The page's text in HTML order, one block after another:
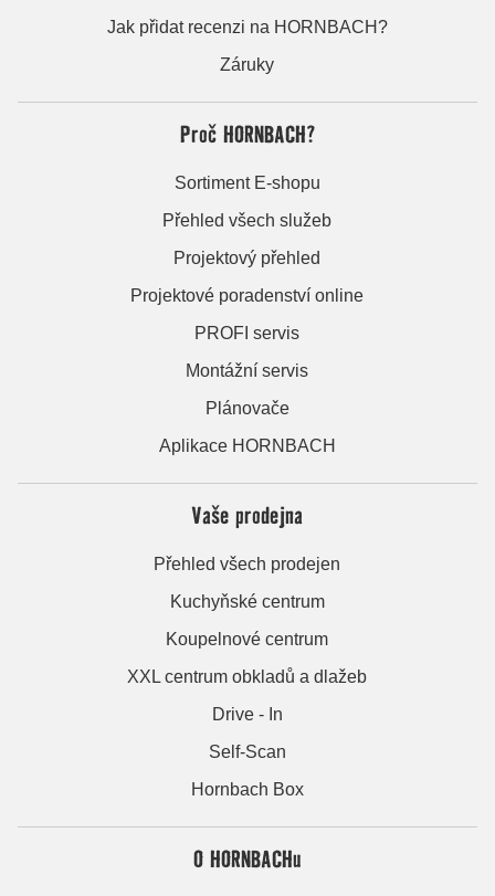
Jak přidat recenzi na HORNBACH?
Záruky
Proč HORNBACH?
Sortiment E-shopu
Přehled všech služeb
Projektový přehled
Projektové poradenství online
PROFI servis
Montážní servis
Plánovače
Aplikace HORNBACH
Vaše prodejna
Přehled všech prodejen
Kuchyňské centrum
Koupelnové centrum
XXL centrum obkladů a dlažeb
Drive - In
Self-Scan
Hornbach Box
O HORNBACHu